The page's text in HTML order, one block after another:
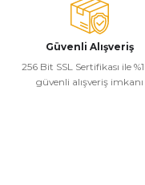
Güvenli Alışveriş
256 Bit SSL Sertifikası ile
güvenli alışveriş imkanı